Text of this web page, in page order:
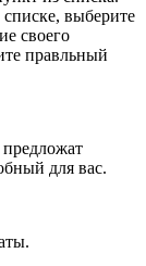
выберите
своего
правльный
для вас.